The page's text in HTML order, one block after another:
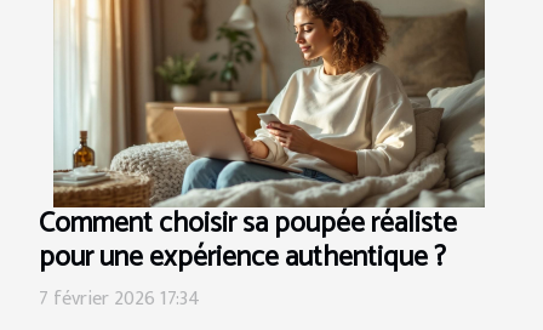
Comment choisir sa poupée réaliste
pour une expérience authentique ?
7 février 2026 17:34